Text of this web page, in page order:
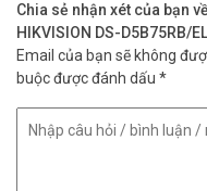
Chia sẻ nhận xét của bạn
HIKVISION DS-D5B75RB/EL
Email của bạn sẽ không
buộc được đánh dấu *